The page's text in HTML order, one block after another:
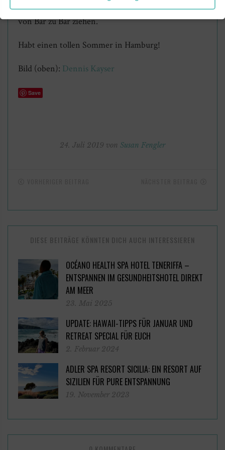
besonders gut. Einfach mit Freunden treffen und
von Bar zu Bar ziehen.
Habt einen tollen Sommer in Hamburg!
Bild (oben): Dennis Kayser
Save
24. Juli 2019 von Susan Fengler
DIESE BEITRÄGE KÖNNTEN DICH AUCH INTERESSIEREN
OCÉANO HEALTH SPA HOTEL TENERIFFA –
ENTSPANNEN IM GESUNDHEITSHOTEL DIREKT
AM MEER
23. Mai 2025
UPDATE: HAWAII-TIPPS FÜR JANUAR UND
RETREAT SPECIAL FÜR EUCH
2. Februar 2024
ADLER SPA RESORT SICILIA: EIN RESORT AUF
SIZILIEN FÜR PURE ENTSPANNUNG
19. November 2023